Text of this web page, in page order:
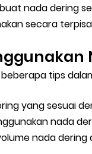
nada dering
secara
tips
yang sesuai
nada
nada